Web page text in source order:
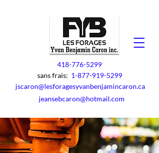
418-776-5299
sans frais: 1-877-919-5299
jscaron@lesforagesyvanbenjamincaron.ca
jeansebcaron@hotmail.com